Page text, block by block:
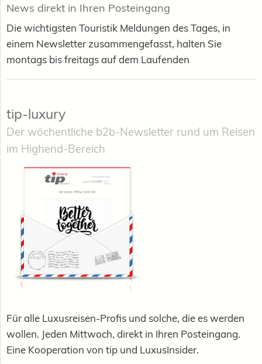
News direkt in Ihren Posteingang
Die wichtigsten Touristik Meldungen des Tages, in
einem Newsletter zusammengefasst, halten Sie
montags bis freitags auf dem Laufenden
tip-luxury
Der wöchentliche b2b-Newsletter rund um Reisen
im Highend-Bereich
Für alle Luxusreisen-Profis und solche, die es werden
wollen. Jeden Mittwoch, direkt in Ihren Posteingang.
Eine Kooperation von tip und LuxusInsider.